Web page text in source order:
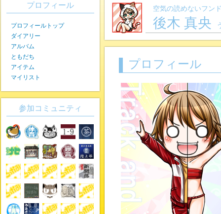
空気の読めないフン
後木 真央
プロフィール
プロフィール
プロフィールトップ
ダイアリー
アルバム
ともだち
アイテム
マイリスト
参加コミュニティ